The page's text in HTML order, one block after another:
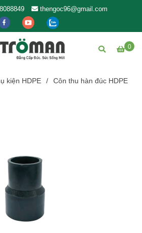
thengoc96@gmail.com
0
kiện HDPE / Côn thu hàn đúc HDPE